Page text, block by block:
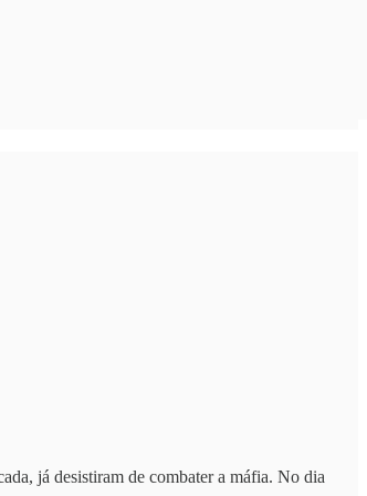
já desistiram de combater a máfia. No dia